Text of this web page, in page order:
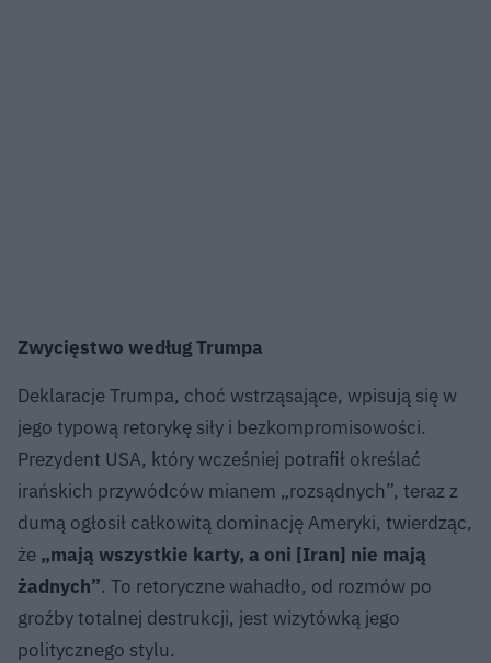
Zwycięstwo według Trumpa
Deklaracje Trumpa, choć wstrząsające, wpisują się w
jego typową retorykę siły i bezkompromisowości.
Prezydent USA, który wcześniej potrafił określać
irańskich przywódców mianem „rozsądnych”, teraz z
dumą ogłosił całkowitą dominację Ameryki, twierdząc,
że „mają wszystkie karty, a oni [Iran] nie mają
żadnych”. To retoryczne wahadło, od rozmów po
groźby totalnej destrukcji, jest wizytówką jego
politycznego stylu.